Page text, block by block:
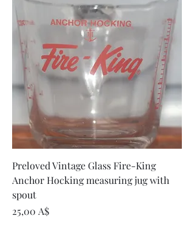
Preloved Vintage Glass Fire-King
Anchor Hocking measuring jug with
spout
Цена
25,00 A$